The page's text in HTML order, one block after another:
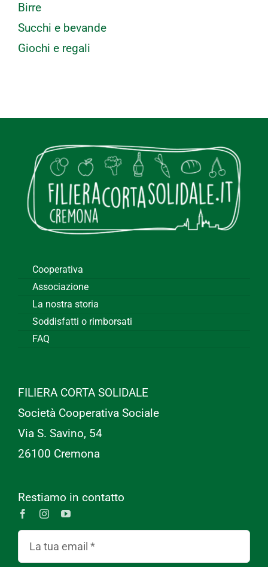
Birre
Succhi e bevande
Giochi e regali
Cooperativa
Associazione
La nostra storia
Soddisfatti o rimborsati
FAQ
FILIERA CORTA SOLIDALE
Società Cooperativa Sociale
Via S. Savino, 54
26100 Cremona
Restiamo in contatto